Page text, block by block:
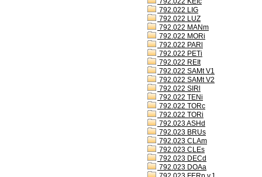
792.022 LIG
792.022 LUZ
792.022 MANm
792.022 MORi
792.022 PARl
792.022 PETi
792.022 REIt
792.022 SAMt V1
792.022 SAMt V2
792.022 SIRl
792.022 TENi
792.022 TORc
792.022 TORi
792.023 ASHd
792.023 BRUs
792.023 CLAm
792.023 CLEs
792.023 DECd
792.023 DOAa